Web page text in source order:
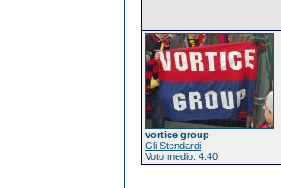
vortice group
Gli Stendardi
Voto medio: 4.40